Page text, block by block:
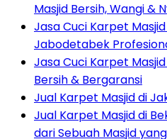
Masjid Bersih, Wangi &
Jasa Cuci Karpet
Jabodetabek
Jasa Cuci Karpet
Bersih & Bergaransi
Jual Karpet Masjid di
Jual Karpet Masjid di
dari Sebuah Masjid